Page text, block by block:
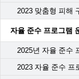
자율 준수 프로그램